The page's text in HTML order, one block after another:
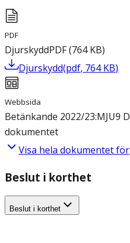
PDF
DjurskyddPDF(764 KB)
Djurskydd(pdf, 764 KB)
Webbsida
Betänkande 2022/23:MJU9
dokumentet
Visa hela dokumentet för
Beslut i korthet
Beslut i korthet